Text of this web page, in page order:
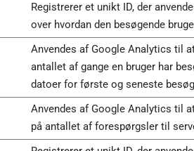
Registrerer et unikt ID, der
over hvordan den besøgende
Anvendes af Google Analytics til
antallet af gange en bruger har
datoer for første og seneste
Anvendes af Google Analytics til
på antallet af forespørgsler til